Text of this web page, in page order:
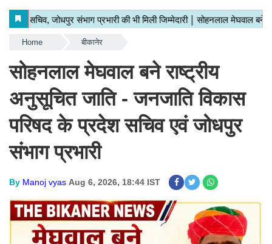
Home बीकानेर
सोहनलाल मेघवाल बने राष्ट्रीय
अनुसूचित जाति - जनजाति विकास
परिषद के प्रदेश सचिव एवं जोधपुर
संभाग प्रभारी
By Manoj vyas Aug 6, 2026, 18:44 IST